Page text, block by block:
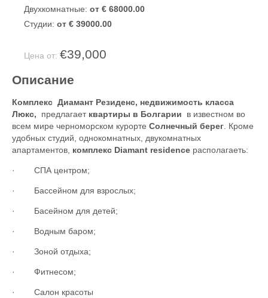
Двухкомнатные: от € 68000.00
Студии: от € 39000.00
Цена от: €39,000
Описание
Комплекс Диамант Резиденс, недвижимость класса
Люкс,
предлагает квартиры в Болгарии
в известном во
всем мире черноморском курорте Солнечный берег. Кроме
удобных студий, однокомнатных, двукомнатных
апартаментов, комплекс Diamant residence располагаеть:
· СПА центром;
· Бассейном для взрослых;
· Басейном для детей;
· Водным баром;
· Зоной отдыха;
· Фитнесом;
· Салон красоты